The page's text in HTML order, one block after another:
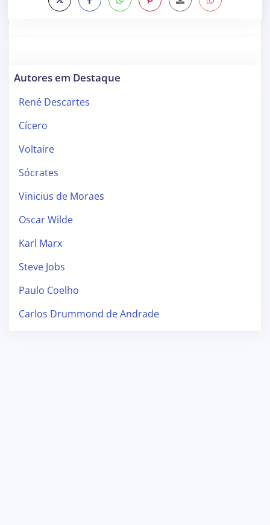
Autores em Destaque
René Descartes
Cícero
Voltaire
Sócrates
Vinicius de Moraes
Oscar Wilde
Karl Marx
Steve Jobs
Paulo Coelho
Carlos Drummond de Andrade